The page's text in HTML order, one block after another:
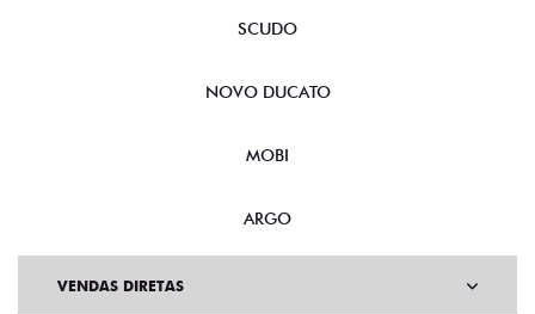
SCUDO
NOVO DUCATO
MOBI
ARGO
VENDAS DIRETAS